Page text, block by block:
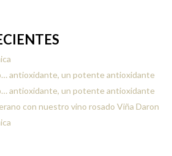
antioxidante, un potente antioxidante
antioxidante, un potente antioxidante
con nuestro vino rosado Viña Daron